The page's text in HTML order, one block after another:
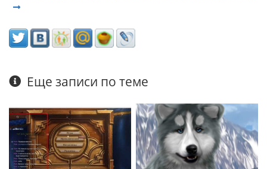
Еще записи по теме